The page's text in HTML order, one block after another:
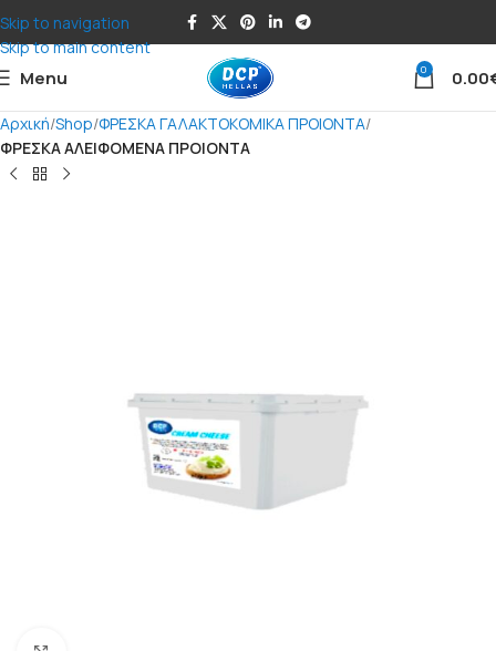
Skip to navigation
Skip to main content
Menu 0 0.00
Αρχική Shop ΦΡΕΣΚΑ ΓΑΛΑΚΤΟΚΟΜΙΚΑ ΠΡΟΙΟΝΤΑ
ΦΡΕΣΚΑ ΑΛΕΙΦΟΜΕΝΑ ΠΡΟΙΟΝΤΑ